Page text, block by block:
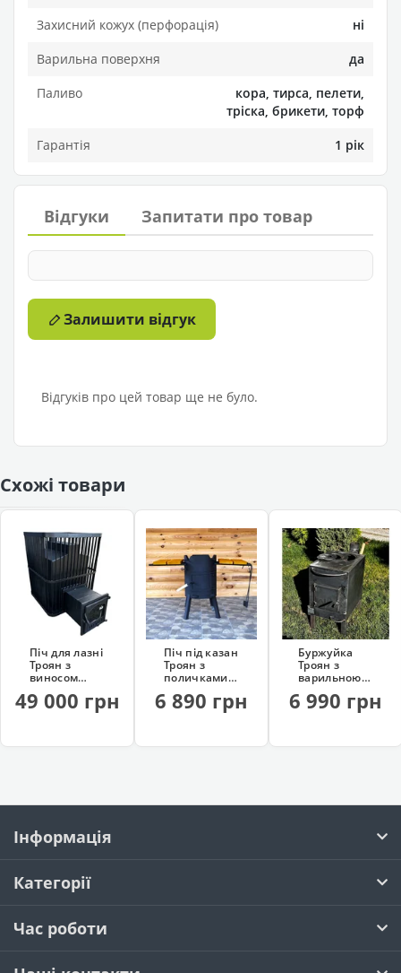
Захисний кожух (перфорація)
ні
Варильна поверхня
да
Паливо
кора, тирса, пелети,
тріска, брикети, торф
Гарантія
1 рік
Відгуки Запитати про товар
Залишити відгук
Відгуків про цей товар ще не було.
Схожі товари
Піч для лазні
Троян з
виносом
49 000 грн
Піч під казан
Троян з
поличками
6 890 грн
Буржуйка
Троян з
варильною
(на дровах)
6 990 грн
Інформація
Категорії
Час роботи